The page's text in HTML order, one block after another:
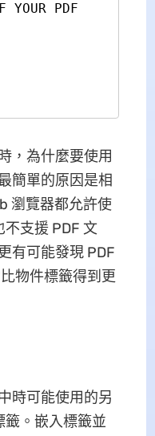
PDF
，為什麼要使用
簡單的原因是相
瀏覽器都允許使
支援 PDF 文
有可能發現 PDF
物件標籤得到更
時可能使用的另
。嵌入標籤並